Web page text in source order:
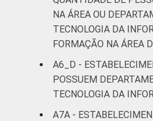
NA ÁREA OU
TECNOLOGIA DA
FORMAÇÃO NA ÁREA
A6_D -
POSSUEM
TECNOLOGIA DA
A7A -